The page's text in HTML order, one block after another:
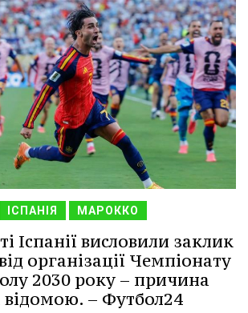
ІСПАНІЯ МАРОККО
Іспанії висловили заклик
організації Чемпіонату
2030 року – причина
відомою. – Футбол24